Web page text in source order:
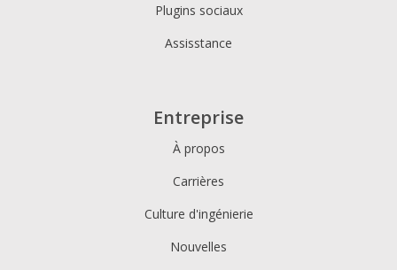
Plugins sociaux
Assisstance
Entreprise
À propos
Carrières
Culture d'ingénierie
Nouvelles